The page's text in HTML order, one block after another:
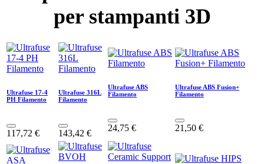
per stampanti 3D
Ultrafuse 17-4
PH Filamento
117,72 €
Ultrafuse 316L
Filamento
143,42 €
Ultrafuse ABS
Filamento
24,75 €
Ultrafuse ABS Fusion+
Filamento
21,50 €